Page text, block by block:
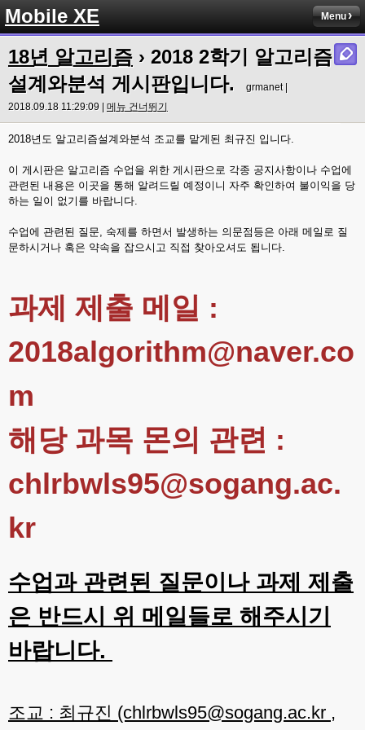
Mobile XE Menu
18년 알고리즘 › 2018 2학기 알고리즘
설계와분석 게시판입니다.
grmanet |
2018.09.18 11:29:09 | 메뉴 건너뛰기
2018년도 알고리즘설계와분석 조교를 맡게된 최규진 입니다.
이 게시판은 알고리즘 수업을 위한 게시판으로 각종 공지사항이나 수업에
관련된 내용은 이곳을 통해 알려드릴 예정이니 자주 확인하여 불이익을 당
하는 일이 없기를 바랍니다.
수업에 관련된 질문, 숙제를 하면서 발생하는 의문점등은 아래 메일로 질
문하시거나 혹은 약속을 잡으시고 직접 찾아오셔도 됩니다.
과제 제출 메일 :
2018algorithm@naver.co
m
해당 과목 몬의 관련 :
chlrbwls95@sogang.ac.
kr
수업과 관련된 질문이나 과제 제출
은 반드시 위 메일들로 해주시기
바랍니다.
조교 : 최규진 (chlrbwls95@sogang.ac.kr ,